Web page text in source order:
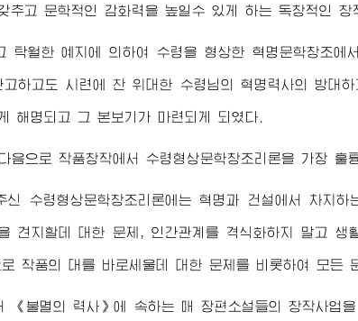
추고 문학적인 감화력을 높일수 있게 하는 독창적인 창
탁월한 예지에 의하여 수령을 형상한 혁명문학창조에
고하고도 시련에 찬위대한 수령님 의 혁명력사의 방대
해명되고 그 본보기가 마련되게 되였다.
음으로 작품창작에서 수령 형상문학창조리론을 가장 훌
신 수령 형상문학창조리론에는 혁명과 건설에서 차지하
견지할데 대한 문제, 인간관계를 격식화하지 말고 생
작품의 대를 바로세울데 대한 문제를 비롯하여 모든
《불멸의 력사》에 속하는 매 장편소설들의 창작사업